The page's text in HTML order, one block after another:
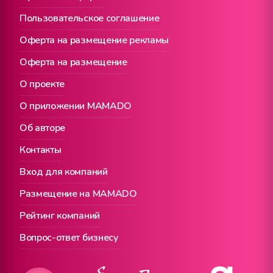
О проекте
Вход для компаний
Пользовательское соглашение
О приложении MAMADO
Размещение на MAMADO
Оферта на размещение рекламы
Об авторе
Рейтинг компаний
Оферта на размещение
Контакты
Вопрос-ответ бизнесу